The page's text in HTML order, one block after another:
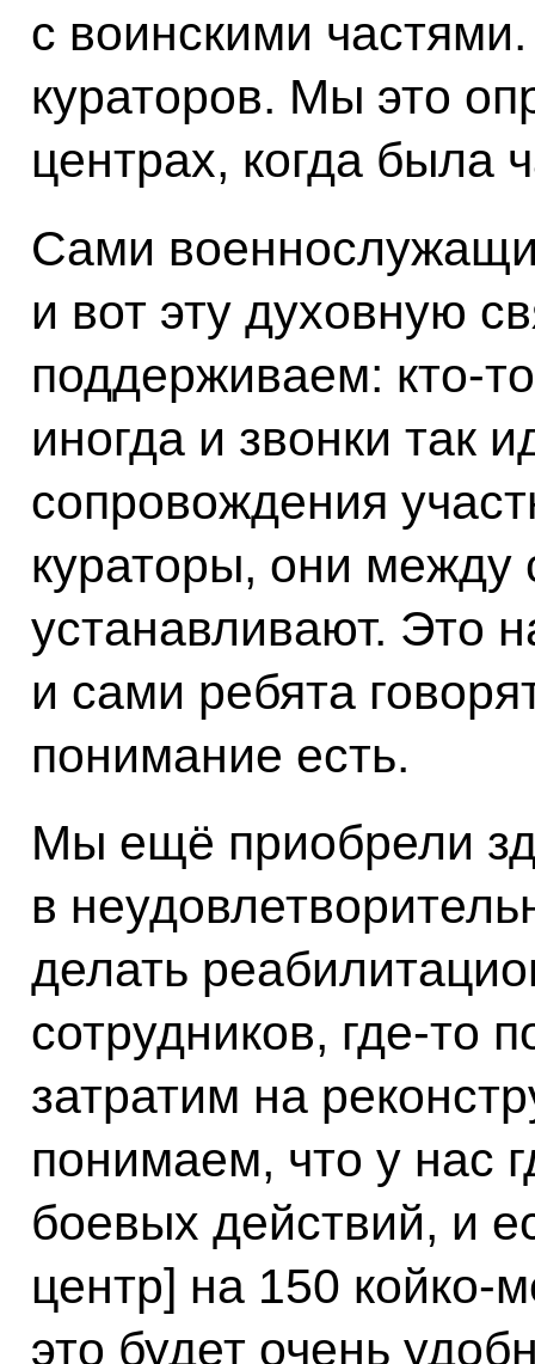
с воинскими
кураторов. Мы это
центрах, когда была
Сами
и вот эту духовную
поддерживаем: кто-
иногда и звонки так
сопровождения
кураторы, они между
устанавливают. Это
и сами ребята
понимание есть.
Мы ещё приобрели
в
делать
сотрудников, где-то
затратим на
понимаем, что у нас
боевых действий, и
центр] на 150 койко-
это будет очень